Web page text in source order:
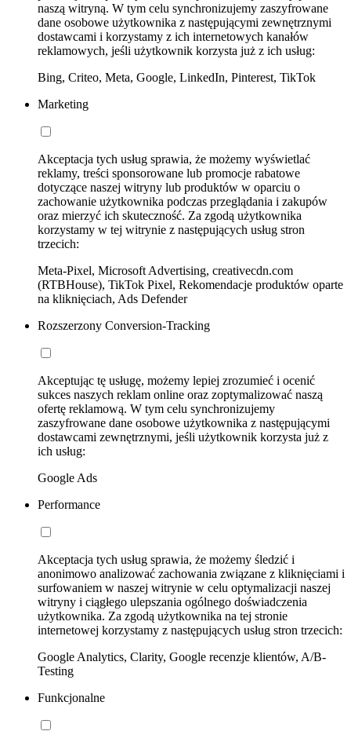
naszą witryną. W tym celu synchronizujemy zaszyfrowane
dane osobowe użytkownika z następującymi zewnętrznymi
dostawcami i korzystamy z ich internetowych kanałów
reklamowych, jeśli użytkownik korzysta już z ich usług:
Bing, Criteo, Meta, Google, LinkedIn, Pinterest, TikTok
Marketing
Akceptacja tych usług sprawia, że możemy wyświetlać
reklamy, treści sponsorowane lub promocje rabatowe
dotyczące naszej witryny lub produktów w oparciu o
zachowanie użytkownika podczas przeglądania i zakupów
oraz mierzyć ich skuteczność. Za zgodą użytkownika
korzystamy w tej witrynie z następujących usług stron
trzecich:
Meta-Pixel, Microsoft Advertising, creativecdn.com
(RTBHouse), TikTok Pixel, Rekomendacje produktów oparte
na kliknięciach, Ads Defender
Rozszerzony Conversion-Tracking
Akceptując tę usługę, możemy lepiej zrozumieć i ocenić
sukces naszych reklam online oraz zoptymalizować naszą
ofertę reklamową. W tym celu synchronizujemy
zaszyfrowane dane osobowe użytkownika z następującymi
dostawcami zewnętrznymi, jeśli użytkownik korzysta już z
ich usług:
Google Ads
Performance
Akceptacja tych usług sprawia, że możemy śledzić i
anonimowo analizować zachowania związane z kliknięciami i
surfowaniem w naszej witrynie w celu optymalizacji naszej
witryny i ciągłego ulepszania ogólnego doświadczenia
użytkownika. Za zgodą użytkownika na tej stronie
internetowej korzystamy z następujących usług stron trzecich:
Google Analytics, Clarity, Google recenzje klientów, A/B-
Testing
Funkcjonalne